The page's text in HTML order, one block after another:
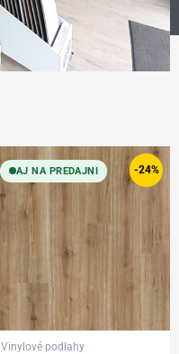
-24%
AJ NA PREDAJNI
Vinylové podlahy
Original
price
was:
Current
price
is:
18,99 €.